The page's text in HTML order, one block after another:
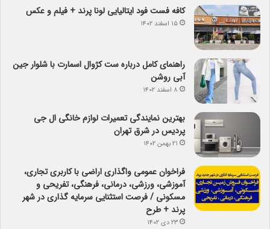
کافه فست فود ایتالیایی لونا پرند + فیلم و عکس
۱۵ اسفند ۱۴۰۲
راهنمای کامل درباره ست کژوال اسمارت با شلوار جین
آبی روشن
۸ اسفند ۱۴۰۲
بهترین نمایندگی تعمیرات لوازم خانگی ال جی
پردیس در شرق تهران
۲۱ بهمن ۱۴۰۲
فراخوان عمومی واگذاری اراضی با کاربری تجاری،
آموزشی، ورزشی، درمانی، فرهنگی، تفریحی و
مسکونی / فرصت استثنایی سرمایه گذاری در شهر
پرند + طرح
۲۳ دی ۱۴۰۲